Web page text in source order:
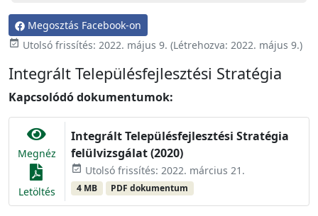
Megosztás Facebook-on
event_available Utolsó frissítés: 2022. május 9. (Létrehozva: 2022. május 9.)
Integrált Településfejlesztési Stratégia
Kapcsolódó dokumentumok:
Megnéz
Letöltés
Integrált Településfejlesztési Stratégia
felülvizsgálat (2020)
event_available Utolsó frissítés: 2022. március 21.
4 MB PDF dokumentum